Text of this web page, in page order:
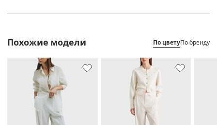
Похожие модели По цветуПо бренду